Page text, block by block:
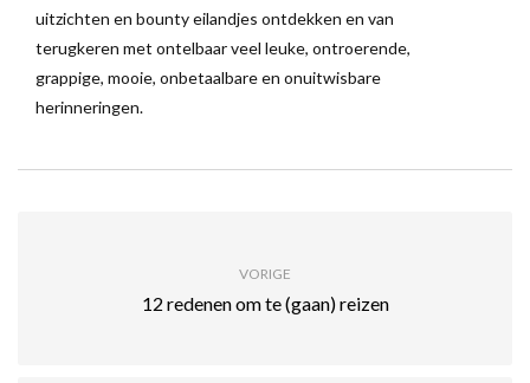
uitzichten en bounty eilandjes ontdekken en van
terugkeren met ontelbaar veel leuke, ontroerende,
grappige, mooie, onbetaalbare en onuitwisbare
herinneringen.
VORIGE
12 redenen om te (gaan) reizen